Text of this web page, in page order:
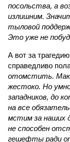
посольства, а
излишним.
тыловой
Это уже не
А вот за
справедливо
отомстить.
жестоко. Но
западников, до
на все
мстим за наших
не способен
гешефты ради